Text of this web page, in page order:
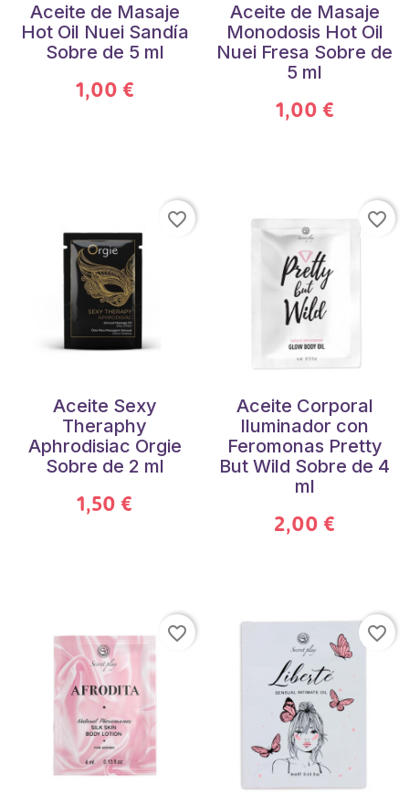
Aceite de Masaje
Hot Oil Nuei Sandía
Sobre de 5 ml
1,00 €
Aceite de Masaje
Monodosis Hot Oil
Nuei Fresa Sobre de
5 ml
1,00 €
Aceite Sexy
Theraphy
Aphrodisiac Orgie
Sobre de 2 ml
1,50 €
favorite_border
Aceite Corporal
Iluminador con
Feromonas Pretty
But Wild Sobre de 4
ml
2,00 €
favorite_border
favorite_border favorite_border